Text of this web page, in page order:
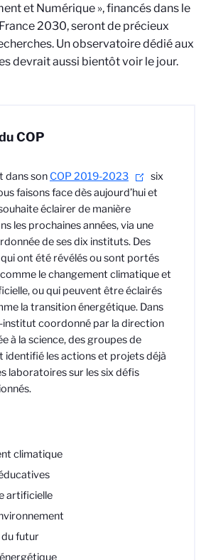
et Numérique », financés dans le
2030, seront de précieux
Un observatoire dédié aux
devrait aussi bientôt voir le jour.
COP
dans son COP 2019-2023
six
faisons face dès aujourd’hui et
éclairer de manière
les prochaines années, via une
de ses dix instituts. Des
ont été révélés ou sont portés
le changement climatique et
ou qui peuvent être éclairés
la transition énergétique. Dans
institut coordonné par la direction
à la science, des groupes de
identifié les actions et projets déjà
laboratoires sur les six défis
climatique
artificielle
futur